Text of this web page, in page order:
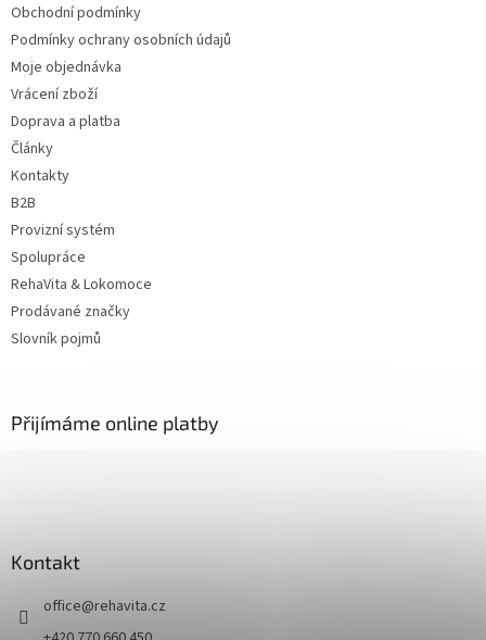
Obchodní podmínky
Podmínky ochrany osobních údajů
Moje objednávka
Vrácení zboží
Doprava a platba
Články
Kontakty
B2B
Provizní systém
Spolupráce
RehaVita & Lokomoce
Prodávané značky
Slovník pojmů
Přijímáme online platby
Kontakt
office@rehavita.cz